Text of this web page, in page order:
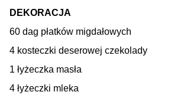
DEKORACJA
60 dag płatków migdałowych
4 kosteczki deserowej czekolady
1 łyżeczka masła
4 łyżeczki mleka